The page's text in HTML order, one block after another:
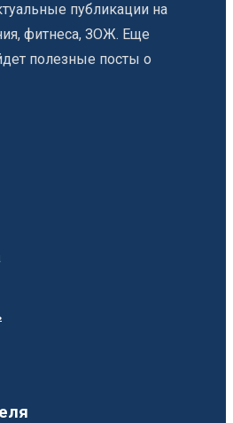
публикации на
фитнеса, ЗОЖ. Еще
полезные посты о